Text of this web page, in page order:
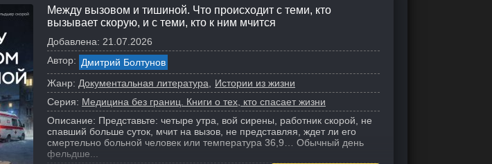
Между вызовом и тишиной. Что происходит с теми, кто
вызывает скорую, и с теми, кто к ним мчится
Добавлена: 21.07.2026
Автор: Дмитрий Болтунов
Жанр: Документальная литература
Истории из жизни
Серия: Медицина без границ. Книги о тех, кто спасает жизни
Описание: Представьте: четыре утра, вой сирены, работник скорой, не
спавший больше суток, мчит на вызов, не представляя, ждет ли его
смертельно больной человек или температура 36,9… Обычный день
фельдше...